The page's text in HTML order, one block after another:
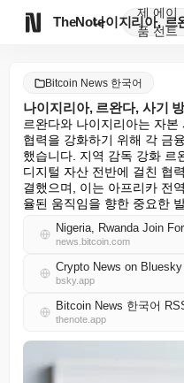
TheNote
제
품
에이
전트
Bitcoin News 한국어
나이지리아, 르완다, 사기
르완다와 나이지리아는 자
협력을 강화하기 위해 각 금
했습니다. 지역 감독 강화 르
디지털 자산 전반에 걸친 협
결했으며, 이는 아프리카 전
율된 움직임을 향한 중요한
news.bitcoin.com
Crypto News on
bsky.app
Bitcoin News 한국어
thenote.app